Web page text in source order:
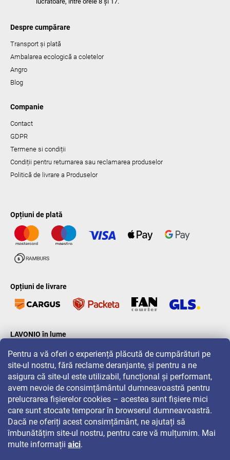
Pentru a vă oferi o experiență plăcută de cumpărături pe
site-ul nostru, fără reclame deranjante, și pentru a ne
asigura că site-ul este utilizabil, funcțional și performant,
avem nevoie de consimțământul dumneavoastră pentru
prelucrarea fișierelor cookies – acestea sunt fișiere mici
care sunt stocate temporar în browserul dumneavoastră.
Dacă ne oferiți acest consimțământ, ne ajutați să
îmbunătățim site-ul nostru, pentru care vă mulțumim. Mai
multe informații aici.
Despre cumpărare
Transport și plată
Ambalarea ecologică a coletelor
Angro
Blog
Companie
Contact
GDPR
Termene si condiții
Condiții pentru returnarea sau reclamarea produselor
Politică de livrare a Produselor
Opțiuni de plată
Opțiuni de livrare
LAVONIO în lume
Pentru promoții, concursuri și reduceri, urmăriți-ne pe: